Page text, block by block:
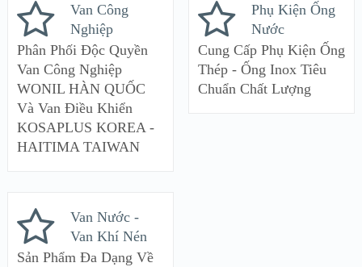
Van Công
Nghiệp
Phân Phối Độc Quyền
Van Công Nghiệp
WONIL HÀN QUỐC
Và Van Điều Khiển
KOSAPLUS KOREA -
HAITIMA TAIWAN
Phụ Kiện Ống
Nước
Cung Cấp Phụ Kiện Ống
Thép - Ống Inox Tiêu
Chuẩn Chất Lượng
Van Nước -
Van Khí Nén
Sản Phẩm Đa Dạng Về